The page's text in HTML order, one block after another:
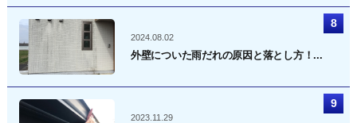
2024.08.02
外壁についた雨だれの原因と落とし方！...
2023.11.29